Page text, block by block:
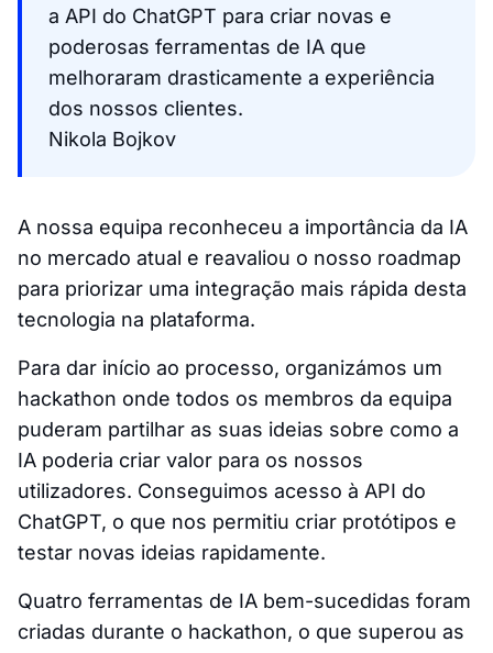
a API do ChatGPT para criar novas e
poderosas ferramentas de IA que
melhoraram drasticamente a experiência
dos nossos clientes.
Nikola Bojkov
A nossa equipa reconheceu a importância da IA
no mercado atual e reavaliou o nosso roadmap
para priorizar uma integração mais rápida desta
tecnologia na plataforma.
Para dar início ao processo, organizámos um
hackathon onde todos os membros da equipa
puderam partilhar as suas ideias sobre como a
IA poderia criar valor para os nossos
utilizadores. Conseguimos acesso à API do
ChatGPT, o que nos permitiu criar protótipos e
testar novas ideias rapidamente.
Quatro ferramentas de IA bem-sucedidas foram
criadas durante o hackathon, o que superou as